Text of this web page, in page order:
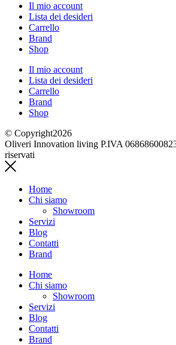
Il mio account
Lista dei desideri
Carrello
Brand
Shop
Il mio account
Lista dei desideri
Carrello
Brand
Shop
© Copyright2026
Oliveri Innovation living P.IVA
riservati
Home
Chi siamo
Showroom
Servizi
Blog
Contatti
Brand
Home
Chi siamo
Showroom
Servizi
Blog
Contatti
Brand